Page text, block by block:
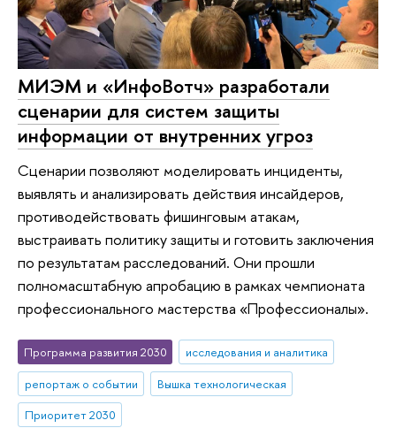
МИЭМ и «ИнфоВотч» разработали
сценарии для систем защиты
информации от внутренних угроз
Сценарии позволяют моделировать инциденты,
выявлять и анализировать действия инсайдеров,
противодействовать фишинговым атакам,
выстраивать политику защиты и готовить заключения
по результатам расследований. Они прошли
полномасштабную апробацию в рамках чемпионата
профессионального мастерства «Профессионалы».
Программа развития 2030
исследования и аналитика
репортаж о событии
Вышка технологическая
Приоритет 2030